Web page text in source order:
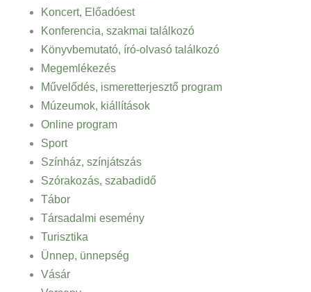
Koncert, Előadóest
Konferencia, szakmai találkozó
Könyvbemutató, író-olvasó találkozó
Megemlékezés
Művelődés, ismeretterjesztő program
Múzeumok, kiállítások
Online program
Sport
Színház, színjátszás
Szórakozás, szabadidő
Tábor
Társadalmi esemény
Turisztika
Ünnep, ünnepség
Vásár